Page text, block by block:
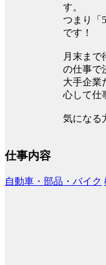
す。
つまり「
です！
月末まで
の仕事で
大手企業
心して仕
気になる
仕事内容
自動車・部品・バイク